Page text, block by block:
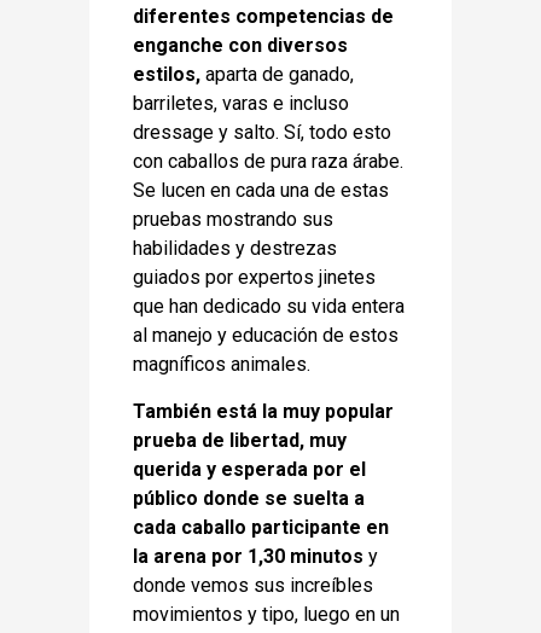
diferentes competencias de
enganche con diversos
estilos, aparta de ganado,
barriletes, varas e incluso
dressage y salto. Sí, todo esto
con caballos de pura raza árabe.
Se lucen en cada una de estas
pruebas mostrando sus
habilidades y destrezas
guiados por expertos jinetes
que han dedicado su vida entera
al manejo y educación de estos
magníficos animales.
También está la muy popular
prueba de libertad, muy
querida y esperada por el
público donde se suelta a
cada caballo participante en
la arena por 1,30 minutos y
donde vemos sus increíbles
movimientos y tipo, luego en un